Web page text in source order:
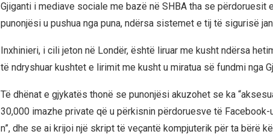
Gjiganti i mediave sociale me bazë në SHBA tha se përdoruesit
punonjësi u pushua nga puna, ndërsa sistemet e tij të sigurisë
Inxhinieri, i cili jeton në Londër, është liruar me kusht ndërsa
të ndryshuar kushtet e lirimit me kusht u miratua së fundmi nga
Të dhënat e gjykatës thonë se punonjësi akuzohet se ka
30,000 imazhe private që u përkisnin përdoruesve të
n”, dhe se ai krijoi një skript të veçantë kompjuterik për ta bërë